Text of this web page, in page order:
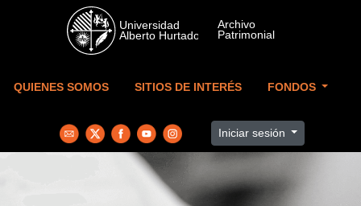
Skip to main content
QUIENES SOMOS SITIOS DE INTERÉS FONDOS
Iniciar sesión